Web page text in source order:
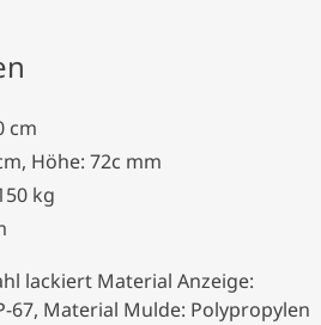
cm
Höhe: 72c mm
kg
lackiert Material Anzeige:
67, Material Mulde: Polypropylen